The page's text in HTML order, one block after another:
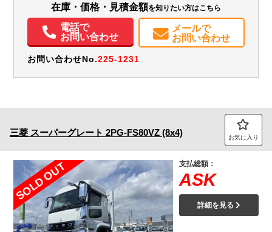
集中ドアロック
エアサスシート
バックモニター
取扱説明書（一部含む）
メンテナンスノート（保証書）
在庫・価格・見積金額を知りたい方はこちら
電話で
お問い合わせ
メールで
お問い合わせ
お問い合わせNo.225-1231
三菱 スーパーグレート 2PG-FS80VZ (8x4) お気に入り
SOLD OUT 支払総額：
ASK
詳細を見る